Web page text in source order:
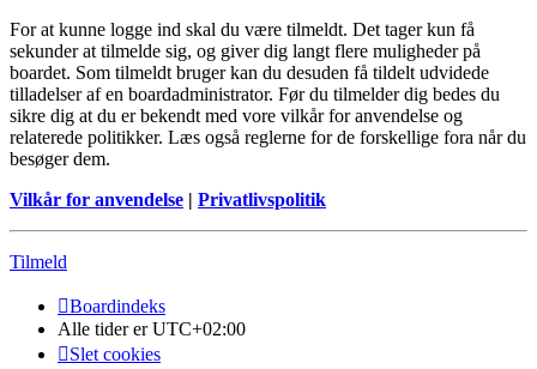
For at kunne logge ind skal du være tilmeldt. Det tager kun få
sekunder at tilmelde sig, og giver dig langt flere muligheder på
boardet. Som tilmeldt bruger kan du desuden få tildelt udvidede
tilladelser af en boardadministrator. Før du tilmelder dig bedes du
sikre dig at du er bekendt med vore vilkår for anvendelse og
relaterede politikker. Læs også reglerne for de forskellige fora når du
besøger dem.
Vilkår for anvendelse | Privatlivspolitik
Tilmeld
Boardindeks
Alle tider erUTC+02:00
Slet cookies